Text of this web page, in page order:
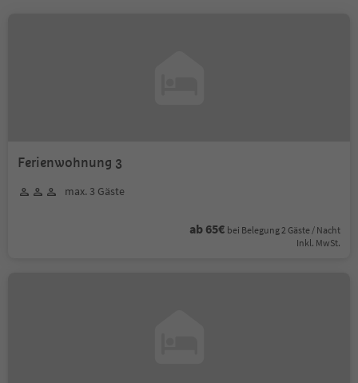
Ferienwohnung 3
max. 3 Gäste
ab 65€ bei Belegung 2 Gäste / Nacht
Inkl. MwSt.